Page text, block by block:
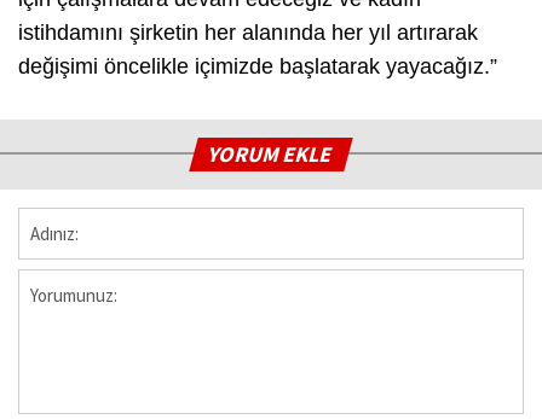
istihdamını şirketin her alanında her yıl artırarak
değişimi öncelikle içimizde başlatarak yayacağız.”
YORUM EKLE